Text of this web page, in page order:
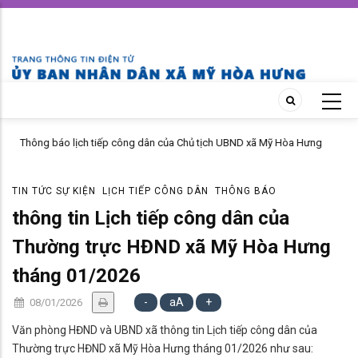
Skip
content
Thông báo lịch tiếp công dân của Chủ tịch UBND xã Mỹ Hòa Hưng
TIN TỨC SỰ KIỆN LỊCH TIẾP CÔNG DÂN THÔNG BÁO
thông tin Lịch tiếp công dân của
Thường trực HĐND xã Mỹ Hòa Hưng
tháng 01/2026
08/01/2026 - aA +
Văn phòng HĐND và UBND xã thông tin Lịch tiếp công dân của
Thường trực HĐND xã Mỹ Hòa Hưng tháng 01/2026 như sau: